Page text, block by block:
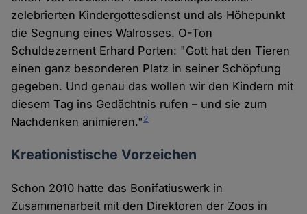
zelebrierten Kindergottesdienst und als Höhepunkt
die Segnung eines Walrosses. O-Ton
Schuldezernent Erhard Porten: "Gott hat den Tieren
einen ganz besonderen Platz in seiner Schöpfung
gegeben. Und genau das wollen wir den Kindern mit
diesem Tag ins Gedächtnis rufen – und sie zum
Nachdenken animieren."2
Kreationistische Vorzeichen
Schon 2010 hatte das Bonifatiuswerk in
Zusammenarbeit mit den Direktoren der Zoos in